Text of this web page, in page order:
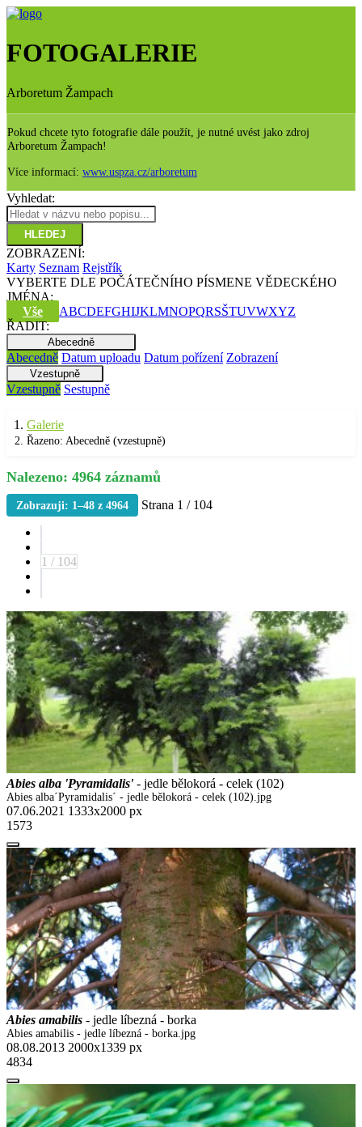
FOTOGALERIE
Arboretum Žampach
Pokud chcete tyto fotografie dále použít, je nutné uvést jako zdroj
Arboretum Žampach!
Více informací: www.uspza.cz/arboretum
Vyhledat:
HLEDEJ
ZOBRAZENÍ:
Karty Seznam Rejstřík
VYBERTE DLE POČÁTEČNÍHO PÍSMENE VĚDECKÉHO
JMÉNA:
Vše
ABCDEFGHIJKLMNOPQRSŠTUVWXYZ
ŘADIT:
Abecedně
Abecedně Datum uploadu Datum pořízení Zobrazení
Vzestupně
Vzestupně Sestupně
Galerie
Řazeno: Abecedně (vzestupně)
Nalezeno: 4964 záznamů
Zobrazuji: 1–48 z 4964 Strana 1 / 104
1 / 104
Abies alba 'Pyramidalis' - jedle bělokorá - celek (102)
Abies alba´Pyramidalis´ - jedle bělokorá - celek (102).jpg
07.06.2021 1333x2000 px
1573
Abies amabilis - jedle líbezná - borka
Abies amabilis - jedle líbezná - borka.jpg
08.08.2013 2000x1339 px
4834